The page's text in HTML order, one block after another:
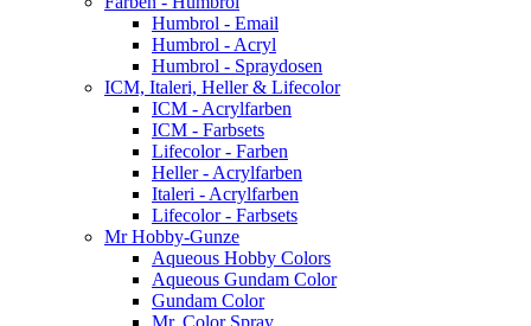
Humbrol - Email
Humbrol - Acryl
Humbrol - Spraydosen
ICM, Italeri, Heller & Lifecolor
ICM - Acrylfarben
ICM - Farbsets
Lifecolor - Farben
Heller - Acrylfarben
Italeri - Acrylfarben
Lifecolor - Farbsets
Mr Hobby-Gunze
Aqueous Hobby Colors
Aqueous Gundam Color
Gundam Color
Mr. Color Spray